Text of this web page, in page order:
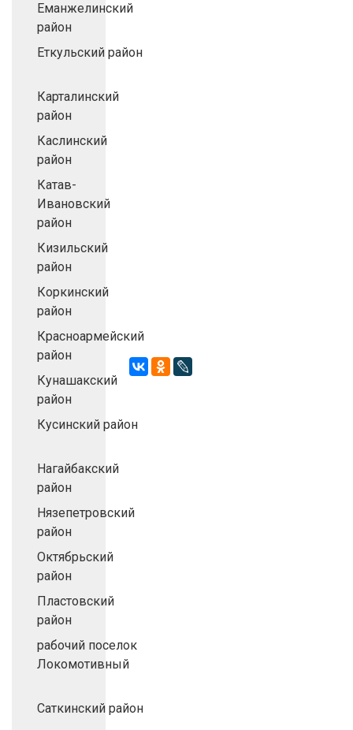
Еманжелинский
район
Еткульский район
Карталинский
район
Каслинский
район
Катав-
Ивановский
район
Кизильский
район
Коркинский
район
Красноармейский
район
Кунашакский
район
Кусинский район
Нагайбакский
район
Нязепетровский
район
Октябрьский
район
Пластовский
район
рабочий поселок
Локомотивный
Саткинский район